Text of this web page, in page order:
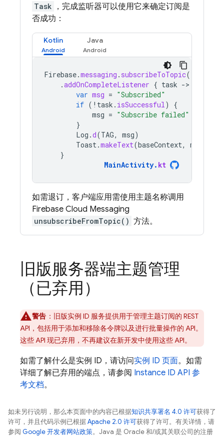
Task
，完成监听器可以使用它来确定订阅是
否成功：
Kotlin Java
Firebase.messaging . subscribeToTopic(
.addOnCompleteListener { task -
var msg = "Subscribed"
if ( ! task . isSuccessful)
{
msg = "Subscribe failed"
}
Log .d(TAG, msg)
Toast.makeText(baseContext, msg
}
MainActivity. kt
如需退订，客户端应用需使用主题名称调用
Firebase Cloud Messaging
unsubscribeFromTopic() 方法。
旧版服务器端主题管理
（已弃用）
警告 ： 旧版实例 ID 服务提供用于管理主题订阅的 REST
API，包括用于添加和移除各令牌以及进行批量操作的 API。
这些 API 现已弃用，不再建议在新开发中使用这些 API。
如需了解什么是实例 ID，请访问实例 ID 页面。如需
详细了解已弃用的端点，请参阅 Instance ID API 参
考文档。
如未另行说明，那么本页面中的内容已根据知识共享署名 4.0 许可获得了
许可，并且代码示例已根据Apache 2.0 许可获得了许可。有关详情，请
参阅 Google 开发者网站政策。Java 是 Oracle 和/或其关联公司的注册